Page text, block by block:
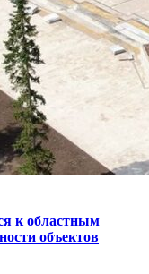
к областным
объектов